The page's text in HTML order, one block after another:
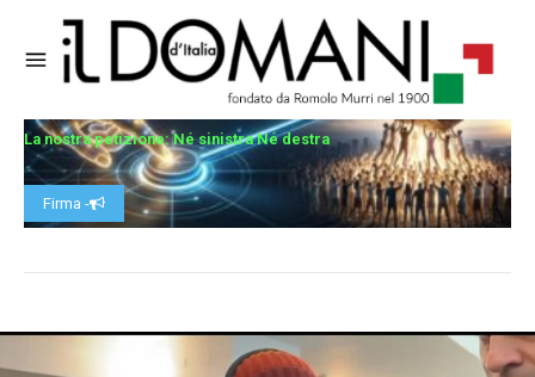
La nostra petizione: Né sinistra Né destra
Firma -